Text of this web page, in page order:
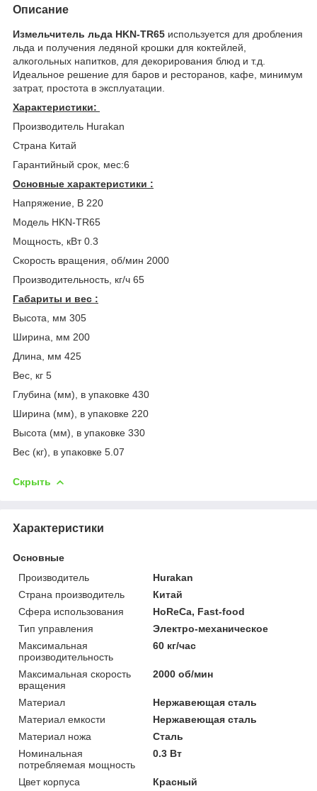
Описание
Измельчитель льда HKN-TR65 используется для дробления
льда и получения ледяной крошки для коктейлей,
алкогольных напитков, для декорирования блюд и т.д.
Идеальное решение для баров и ресторанов, кафе, минимум
затрат, простота в эксплуатации.
Характеристики:
Производитель Hurakan
Страна Китай
Гарантийный срок, мес:6
Основные характеристики :
Напряжение, В 220
Модель HKN-TR65
Мощность, кВт 0.3
Скорость вращения, об/мин 2000
Производительность, кг/ч 65
Габариты и вес :
Высота, мм 305
Ширина, мм 200
Длина, мм 425
Вес, кг 5
Глубина (мм), в упаковке 430
Ширина (мм), в упаковке 220
Высота (мм), в упаковке 330
Вес (кг), в упаковке 5.07
Скрыть
Характеристики
Основные
Производитель
Hurakan
Страна производитель
Китай
Сфера использования
HoReCa, Fast-food
Тип управления
Электро-механическое
Максимальная
производительность
60 кг/час
Максимальная скорость
вращения
2000 об/мин
Материал
Нержавеющая сталь
Материал емкости
Нержавеющая сталь
Материал ножа
Сталь
Номинальная
потребляемая мощность
0.3 Вт
Цвет корпуса
Красный